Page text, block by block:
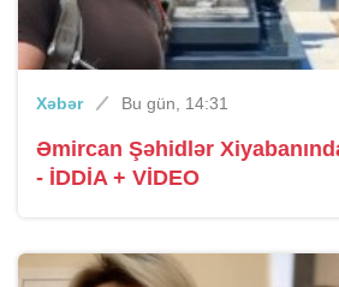
Xəbər Bu gün, 14:31
Əmircan Şəhidlər
- İDDİA + VİDEO